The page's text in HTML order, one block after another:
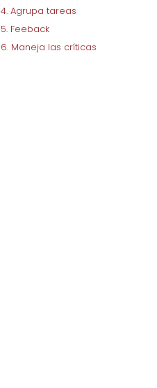
4. Agrupa tareas
5. Feeback
6. Maneja las críticas